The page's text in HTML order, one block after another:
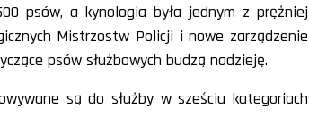
psów, a kynologia była jednym z prężniej
Mistrzostw Policji i nowe zarządzenie
psów służbowych budzą nadzieję.
są do służby w sześciu kategoriach